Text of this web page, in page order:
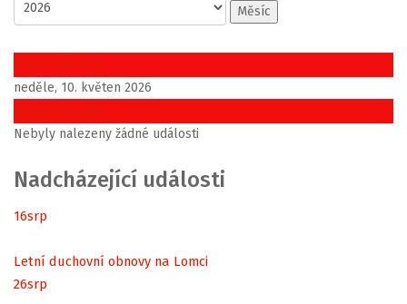
Měsíc
Předchozí den
neděle, 10. květen 2026
Následující den
Nebyly nalezeny žádné události
Nadcházející události
16srp
Letní duchovní obnovy na Lomci
26srp